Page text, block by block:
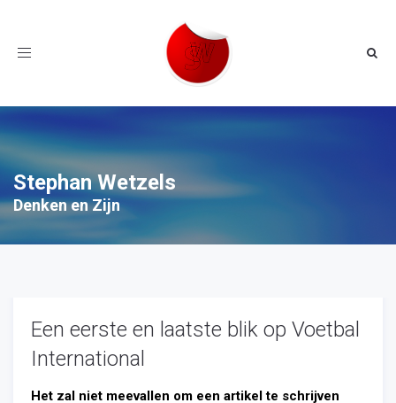
Toggle
Stephan Wetzels
Denken en Zijn
Een eerste en laatste blik op Voetbal
International
Het zal niet meevallen om een artikel te schrijven